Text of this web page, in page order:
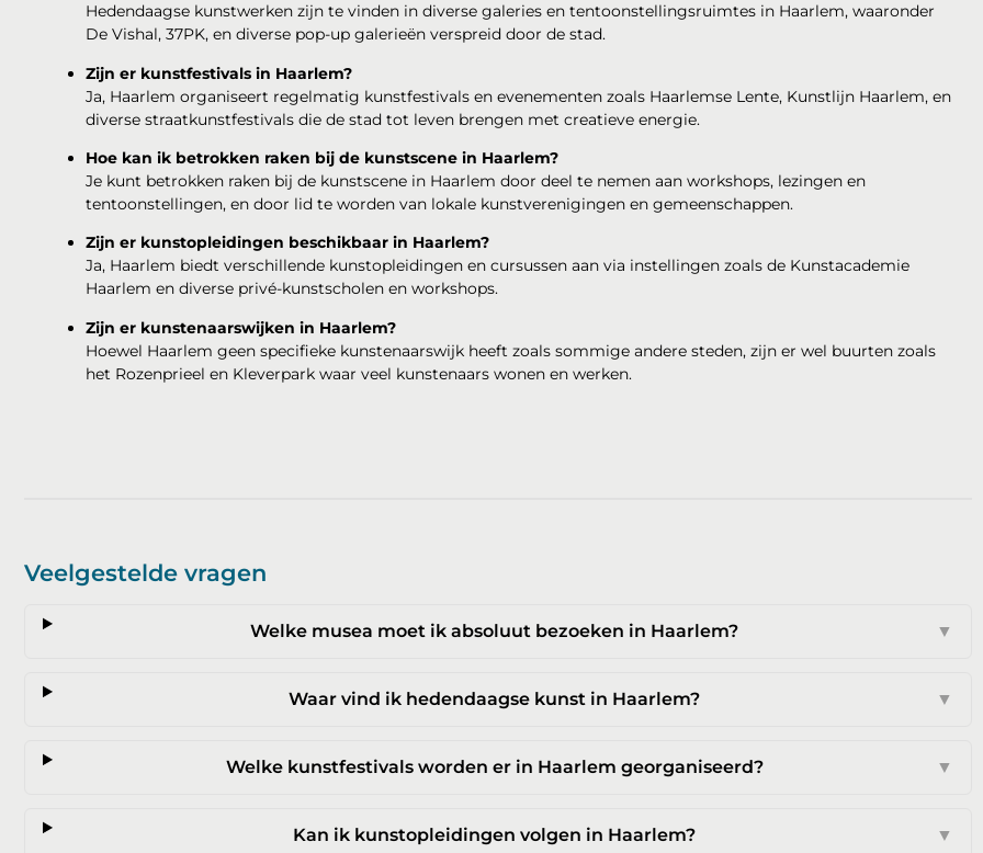
Hedendaagse kunstwerken zijn te vinden in diverse galeries en tentoonstellingsruimtes in Haarlem, waaronder
De Vishal, 37PK, en diverse pop-up galerieën verspreid door de stad.
Zijn er kunstfestivals in Haarlem?
Ja, Haarlem organiseert regelmatig kunstfestivals en evenementen zoals Haarlemse Lente, Kunstlijn Haarlem, en
diverse straatkunstfestivals die de stad tot leven brengen met creatieve energie.
Hoe kan ik betrokken raken bij de kunstscene in Haarlem?
Je kunt betrokken raken bij de kunstscene in Haarlem door deel te nemen aan workshops, lezingen en
tentoonstellingen, en door lid te worden van lokale kunstverenigingen en gemeenschappen.
Zijn er kunstopleidingen beschikbaar in Haarlem?
Ja, Haarlem biedt verschillende kunstopleidingen en cursussen aan via instellingen zoals de Kunstacademie
Haarlem en diverse privé-kunstscholen en workshops.
Zijn er kunstenaarswijken in Haarlem?
Hoewel Haarlem geen specifieke kunstenaarswijk heeft zoals sommige andere steden, zijn er wel buurten zoals
het Rozenprieel en Kleverpark waar veel kunstenaars wonen en werken.
Veelgestelde vragen
Welke musea moet ik absoluut bezoeken in Haarlem? ▼
Waar vind ik hedendaagse kunst in Haarlem? ▼
Welke kunstfestivals worden er in Haarlem georganiseerd? ▼
Kan ik kunstopleidingen volgen in Haarlem? ▼